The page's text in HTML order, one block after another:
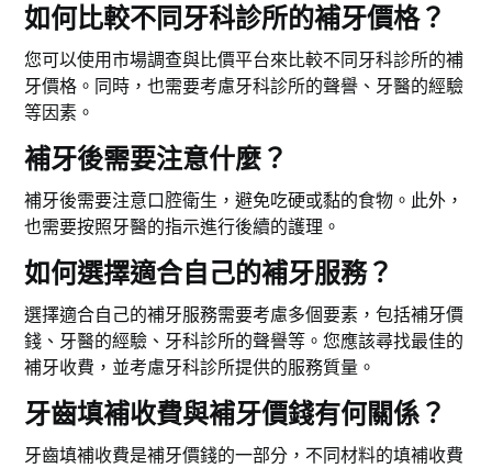
如何比較不同牙科診所的補牙價格？
您可以使用市場調查與比價平台來比較不同牙科診所的補
牙價格。同時，也需要考慮牙科診所的聲譽、牙醫的經驗
等因素。
補牙後需要注意什麼？
補牙後需要注意口腔衛生，避免吃硬或黏的食物。此外，
也需要按照牙醫的指示進行後續的護理。
如何選擇適合自己的補牙服務？
選擇適合自己的補牙服務需要考慮多個要素，包括補牙價
錢、牙醫的經驗、牙科診所的聲譽等。您應該尋找最佳的
補牙收費，並考慮牙科診所提供的服務質量。
牙齒填補收費與補牙價錢有何關係？
牙齒填補收費是補牙價錢的一部分，不同材料的填補收費